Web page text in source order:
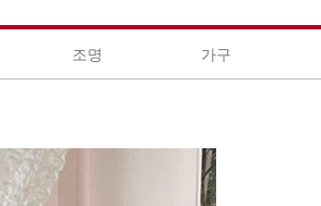
조명 가구